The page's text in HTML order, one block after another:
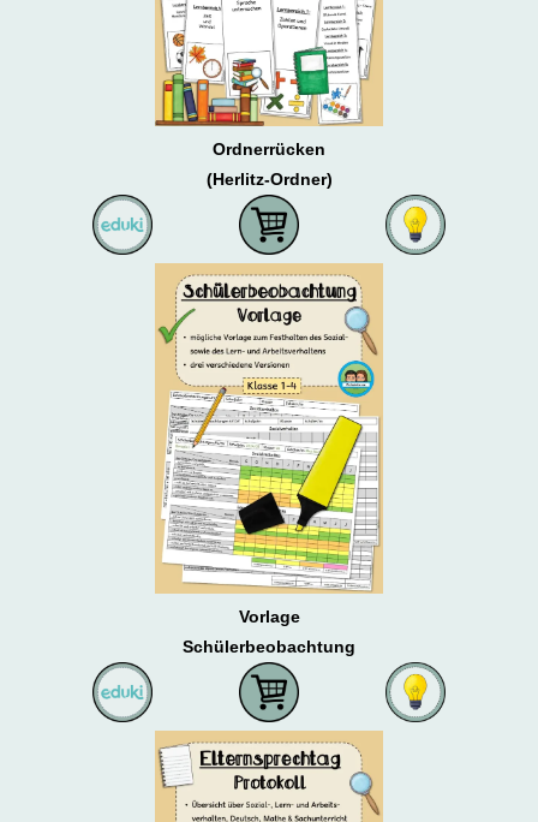
Ordnerrücken
(Herlitz-Ordner)
Vorlage
Schülerbeobachtung